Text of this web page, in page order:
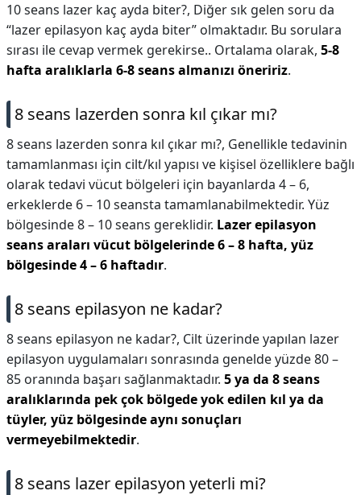
10 seans lazer kaç ayda biter?, Diğer sık gelen soru da
“lazer epilasyon kaç ayda biter” olmaktadır. Bu sorulara
sırası ile cevap vermek gerekirse.. Ortalama olarak, 5-8
hafta aralıklarla 6-8 seans almanızı öneririz.
8 seans lazerden sonra kıl çıkar mı?
8 seans lazerden sonra kıl çıkar mı?, Genellikle tedavinin
tamamlanması için cilt/kıl yapısı ve kişisel özelliklere bağlı
olarak tedavi vücut bölgeleri için bayanlarda 4 – 6,
erkeklerde 6 – 10 seansta tamamlanabilmektedir. Yüz
bölgesinde 8 – 10 seans gereklidir. Lazer epilasyon
seans araları vücut bölgelerinde 6 – 8 hafta, yüz
bölgesinde 4 – 6 haftadır.
8 seans epilasyon ne kadar?
8 seans epilasyon ne kadar?, Cilt üzerinde yapılan lazer
epilasyon uygulamaları sonrasında genelde yüzde 80 –
85 oranında başarı sağlanmaktadır. 5 ya da 8 seans
aralıklarında pek çok bölgede yok edilen kıl ya da
tüyler, yüz bölgesinde aynı sonuçları
vermeyebilmektedir.
8 seans lazer epilasyon yeterli mi?